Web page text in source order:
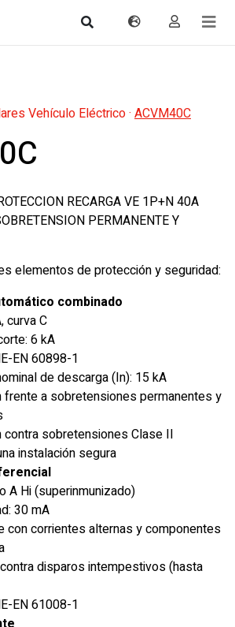
Vehículo Eléctrico· ACVM40C
RECARGA VE 1P+N 40A
PERMANENTE Y
elementos de protección y seguridad:
combinado
curva C
6 kA
EN 60898-1
de descarga (In): 15 kA
frente a sobretensiones permanentes y
contra sobretensiones Clase II
instalación segura
A Hi (superinmunizado)
30 mA
con corrientes alternas y componentes
disparos intempestivos (hasta
EN 61008-1